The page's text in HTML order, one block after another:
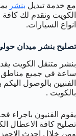
مع خدمة تبديل بنشر
الكويت ونقدم لك كافة
انواع السيارات.
تصليح بنشر ميدان
ساعة في جميع
الفنيين بالوصول
بالكويت .
يقوم الفنيون باجراء
تصليح كافة الاعطال
ومن خلال احدث